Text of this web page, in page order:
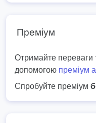
Преміум
Отримайте переваги
допомогою преміум
Спробуйте преміум